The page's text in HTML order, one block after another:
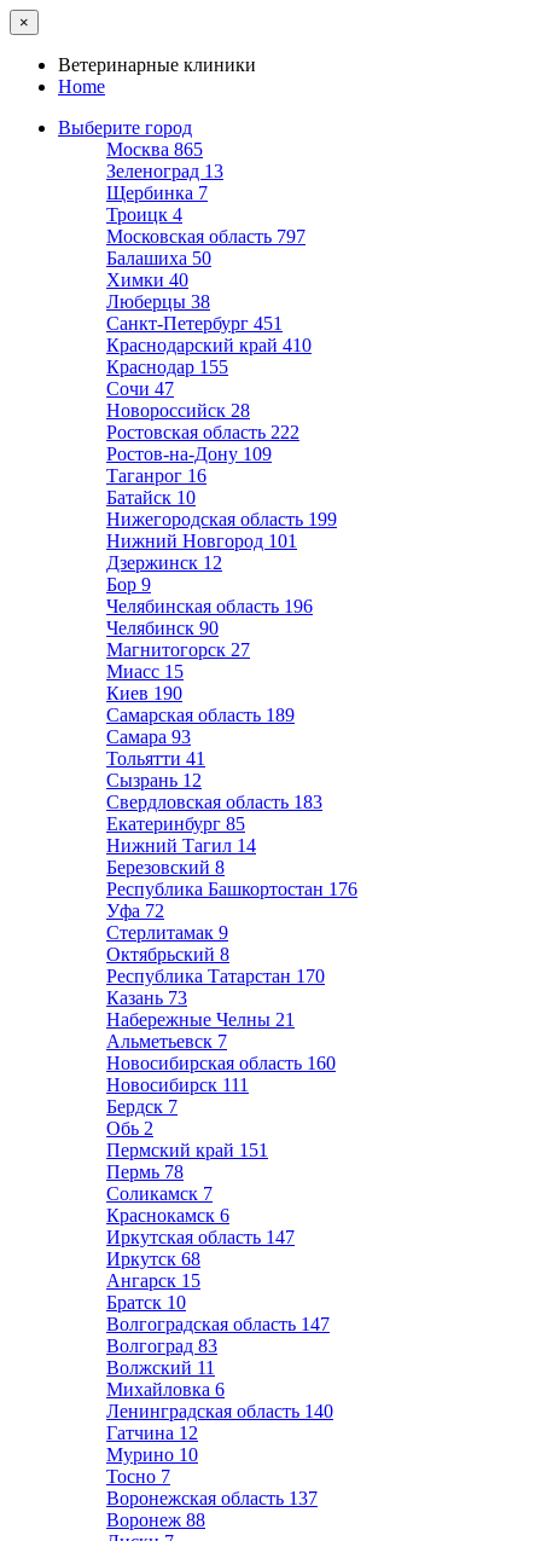
×
Ветеринарные клиники
Home
Выберите город
Москва 865
Зеленоград 13
Щербинка 7
Троицк 4
Московская область 797
Балашиха 50
Химки 40
Люберцы 38
Санкт-Петербург 451
Краснодарский край 410
Краснодар 155
Сочи 47
Новороссийск 28
Ростовская область 222
Ростов-на-Дону 109
Таганрог 16
Батайск 10
Нижегородская область 199
Нижний Новгород 101
Дзержинск 12
Бор 9
Челябинская область 196
Челябинск 90
Магнитогорск 27
Миасс 15
Киев 190
Самарская область 189
Самара 93
Тольятти 41
Сызрань 12
Свердловская область 183
Екатеринбург 85
Нижний Тагил 14
Березовский 8
Республика Башкортостан 176
Уфа 72
Стерлитамак 9
Октябрьский 8
Республика Татарстан 170
Казань 73
Набережные Челны 21
Альметьевск 7
Новосибирская область 160
Новосибирск 111
Бердск 7
Обь 2
Пермский край 151
Пермь 78
Соликамск 7
Краснокамск 6
Иркутская область 147
Иркутск 68
Ангарск 15
Братск 10
Волгоградская область 147
Волгоград 83
Волжский 11
Михайловка 6
Ленинградская область 140
Гатчина 12
Мурино 10
Тосно 7
Воронежская область 137
Воронеж 88